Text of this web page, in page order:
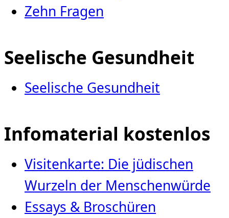
Zehn Fragen
Seelische Gesundheit
Seelische Gesundheit
Infomaterial kostenlos
Visitenkarte: Die jüdischen
Wurzeln der Menschenwürde
Essays & Broschüren